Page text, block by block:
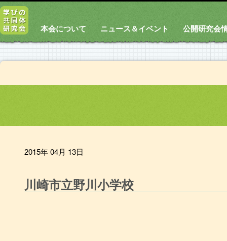
本会について ニュース＆イベント 公開研究会
2015年 04月 13日
川崎市立野川小学校